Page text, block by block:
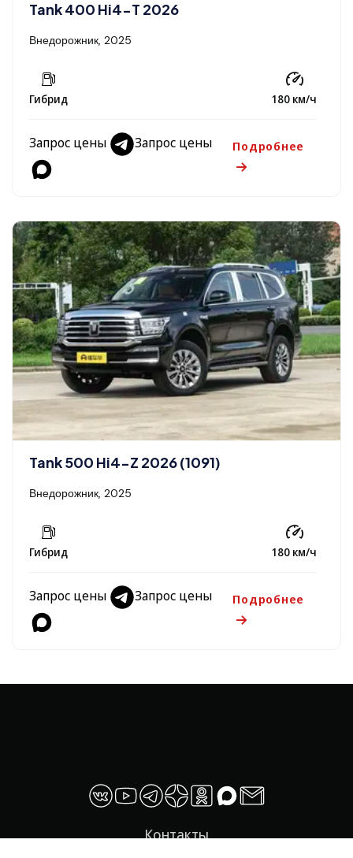
Tank 400 Hi4-T 2026
Внедорожник, 2025
Гибрид 180 км/ч
Запрос цены Запрос цены Подробнее
Tank 500 Hi4-Z 2026 (1091)
Внедорожник, 2025
Гибрид 180 км/ч
Запрос цены Запрос цены Подробнее
Контакты